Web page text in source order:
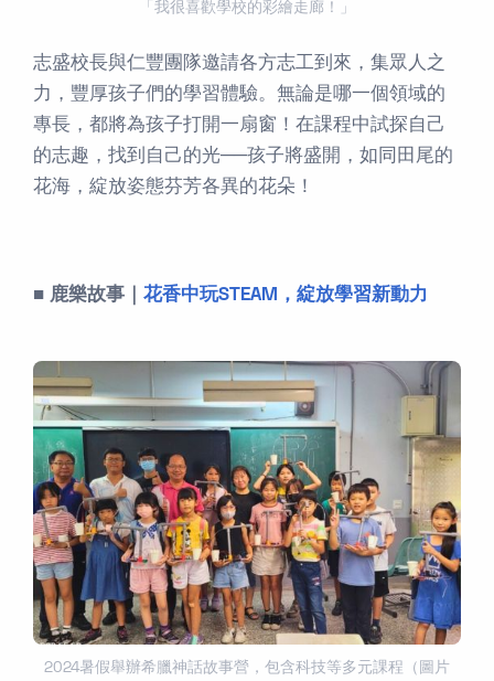
「我很喜歡學校的彩繪走廊！」
志盛校長與仁豐團隊邀請各方志工到來，集眾人之
力，豐厚孩子們的學習體驗。無論是哪一個領域的
專長，都將為孩子打開一扇窗！在課程中試探自己
的志趣，找到自己的光──孩子將盛開，如同田尾的
花海，綻放姿態芬芳各異的花朵！
■ 鹿樂故事｜ 花香中玩STEAM，綻放學習新動力
2024暑假舉辦希臘神話故事營，包含科技等多元課程（圖片